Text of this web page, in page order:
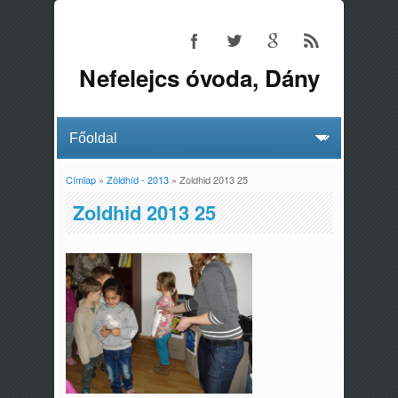
Nefelejcs óvoda, Dány
Jelenlegi hely
Címlap» Zöldhíd - 2013» Zoldhid 2013 25
Zoldhid 2013 25